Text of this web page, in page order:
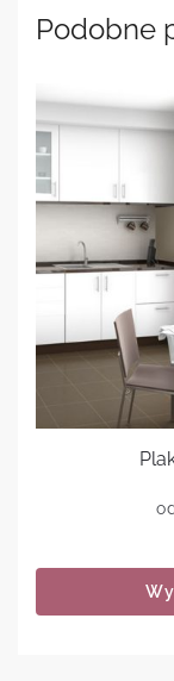
Podobne